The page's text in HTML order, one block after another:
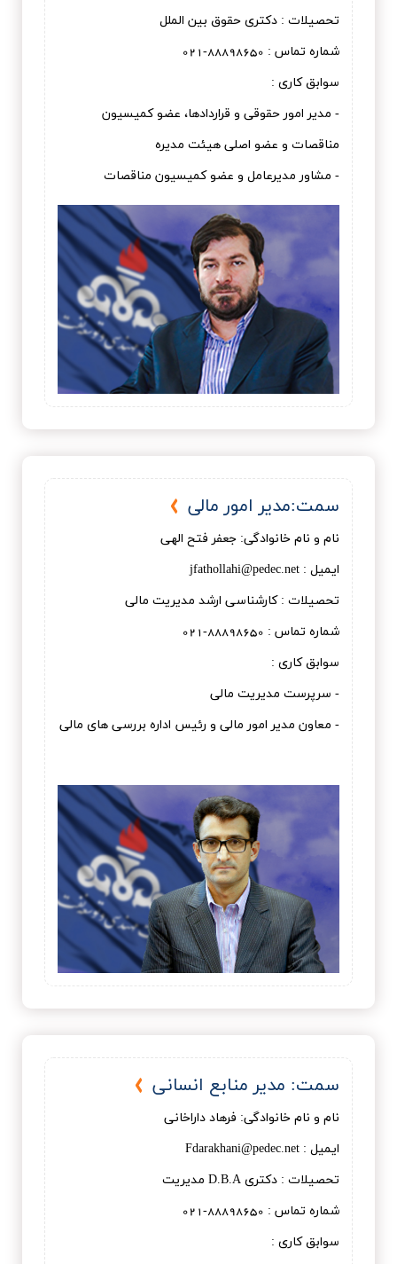
تحصیلات : دكتری حقوق بين الملل
شماره تماس : 88898650-021
سوابق کاری :
- مدیر امور حقوقی و قراردادها، عضو کمیسیون
مناقصات و عضو اصلی هیئت مدیره
- مشاور مدیرعامل و عضو کمیسیون مناقصات
سمت:مدير امور مالی
نام و نام خانوادگی: جعفر فتح الهی
ایمیل : jfathollahi@pedec.net
تحصیلات : کارشناسی ارشد مدیریت مالی
شماره تماس : 88898650-021
سوابق کاری :
- سرپرست مدیریت مالی
- معاون مدیر امور مالی و رئیس اداره بررسی های مالی
سمت: مدیر منابع انسانی
نام و نام خانوادگی: فرهاد داراخانی
ایمیل : Fdarakhani@pedec.net
تحصیلات : دكتری D.B.A مديريت
شماره تماس : 88898650-021
سوابق کاری :